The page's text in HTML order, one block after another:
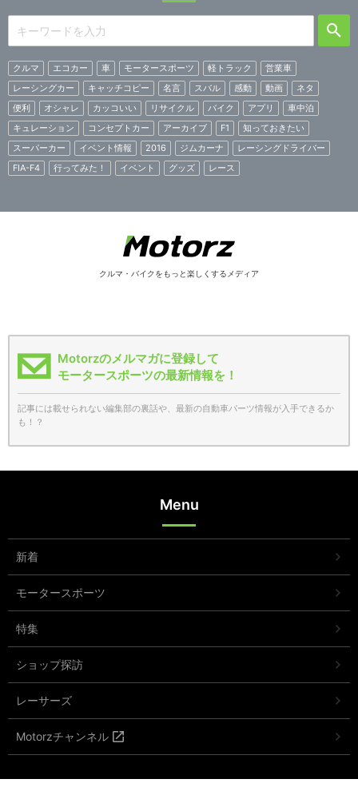
クルマ エコカー 車 モータースポーツ 軽トラック
営業車
レーシングカー
キャッチコピー 名言 スバル 感動 動画
ネタ
便利
オシャレ カッコいい リサイクル バイク アプリ
車中泊
キュレーション
コンセプトカー アーカイブ F1
知っておきたい
スーパーカー
イベント情報 2016 ジムカーナ
レーシングドライバー
FIA-F4
行ってみた！ イベント グッズ レース
クルマ・バイクをもっと楽しくするメディア
Motorzのメルマガに登録して
モータースポーツの最新情報を！
記事には載せられない編集部の裏話や、最新の自動車パーツ情報が入手できるか
も！？
Menu
新着
モータースポーツ
特集
ショップ探訪
レーサーズ
Motorzチャンネル